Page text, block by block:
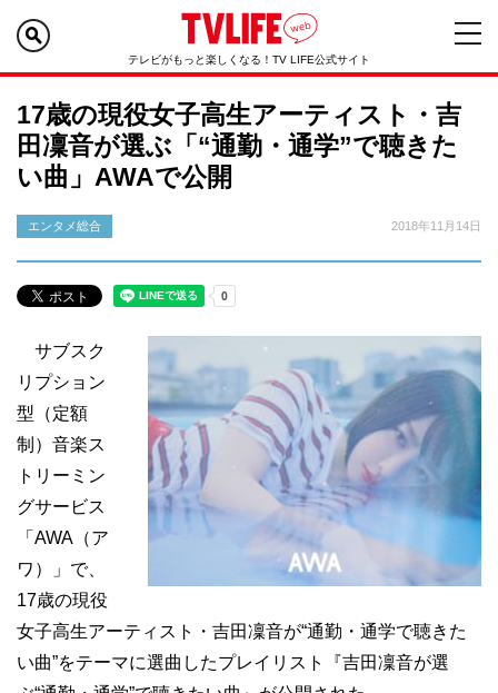
テレビがもっと楽しくなる！TV LIFE公式サイト
17歳の現役女子高生アーティスト・吉
田凜音が選ぶ「“通勤・通学”で聴きた
い曲」AWAで公開
エンタメ総合 2018年11月14日
サブスク
リプション
型（定額
制）音楽ス
トリーミン
グサービス
「AWA（ア
ワ）」で、
17歳の現役
女子高生アーティスト・吉田凜音が“通勤・通学で聴きた
い曲”をテーマに選曲したプレイリスト『吉田凜音が選